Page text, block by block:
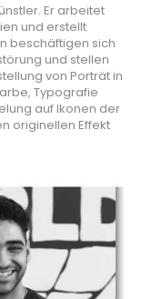
Er arbeitet
und erstellt
beschäftigen sich
und stellen
von Porträt in
Typografie
auf Ikonen der
originellen Effekt